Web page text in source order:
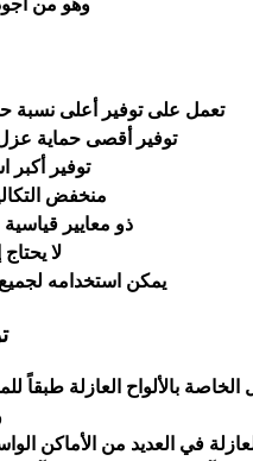
تعمل على توفير أعلى نسبة
توفير أقصى حماية عزل
توفير أكبر
منخفض
ذو معايير
لا
يمكن استخدامه لجميع
الخاصة بالألواح العازلة
في العديد من الأماكن